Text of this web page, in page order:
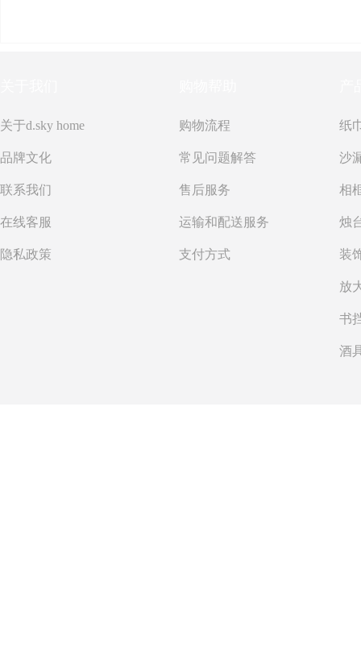
关于d.sky home
品牌文化
联系我们
在线客服
隐私政策
购物流程
常见问题解答
售后服务
运输和配送服务
支付方式
纸
沙
书
酒